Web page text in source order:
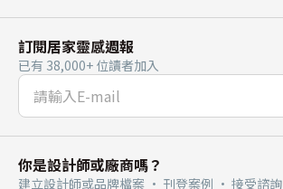
訂閱居家靈感週報
已有 38,000+ 位讀者加入
你是設計師或廠商嗎？
建立設計師或品牌檔案 · 刊登案例 · 接受諮詢